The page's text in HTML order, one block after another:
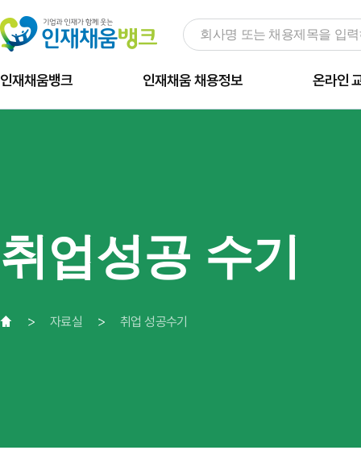
인재채움뱅크 인재채움 채용정보 온라인
취업성공 수기
자료실 취업 성공수기